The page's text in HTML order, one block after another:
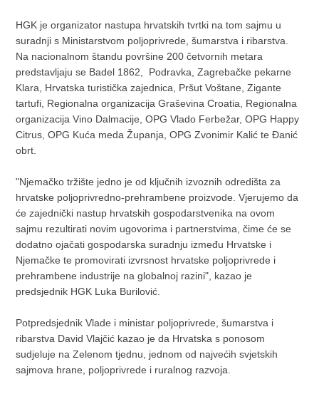
HGK je organizator nastupa hrvatskih tvrtki na tom sajmu u
suradnji s Ministarstvom poljoprivrede, šumarstva i ribarstva.
Na nacionalnom štandu površine 200 četvornih metara
predstavljaju se Badel 1862, Podravka, Zagrebačke pekarne
Klara, Hrvatska turistička zajednica, Pršut Voštane, Zigante
tartufi, Regionalna organizacija Graševina Croatia, Regionalna
organizacija Vino Dalmacije, OPG Vlado Ferbežar, OPG Happy
Citrus, OPG Kuća meda Županja, OPG Zvonimir Kalić te Đanić
obrt.
"Njemačko tržište jedno je od ključnih izvoznih odredišta za
hrvatske poljoprivredno-prehrambene proizvode. Vjerujemo da
će zajednički nastup hrvatskih gospodarstvenika na ovom
sajmu rezultirati novim ugovorima i partnerstvima, čime će se
dodatno ojačati gospodarska suradnju između Hrvatske i
Njemačke te promovirati izvrsnost hrvatske poljoprivrede i
prehrambene industrije na globalnoj razini", kazao je
predsjednik HGK Luka Burilović.
Potpredsjednik Vlade i ministar poljoprivrede, šumarstva i
ribarstva David Vlajčić kazao je da Hrvatska s ponosom
sudjeluje na Zelenom tjednu, jednom od najvećih svjetskih
sajmova hrane, poljoprivrede i ruralnog razvoja.